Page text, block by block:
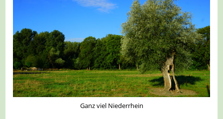
Ganz viel Niederrhein